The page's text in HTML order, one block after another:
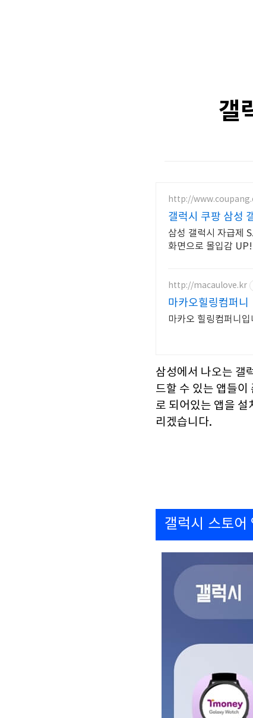
갤
http://
갤럭시 쿠팡 삼성
삼성 갤럭시 자급제
화면으로 몰입감 UP!
http://macaulove.kr
마카오힐링컴퍼니
마카오 힐링컴퍼니
삼성에서 나오는 갤
드할 수 있는 앱들
로 되어있는 앱을
리겠습니다.
갤럭시 스토어